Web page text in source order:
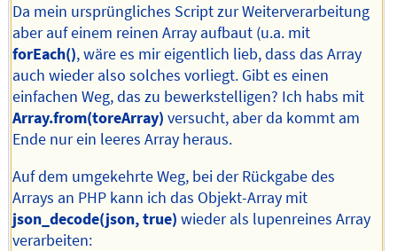
Da mein ursprüngliches Script zur Weiterverarbeitung
aber auf einem reinen Array aufbaut (u.a. mit
forEach(), wäre es mir eigentlich lieb, dass das Array
auch wieder also solches vorliegt. Gibt es einen
einfachen Weg, das zu bewerkstelligen? Ich habs mit
Array.from(toreArray) versucht, aber da kommt am
Ende nur ein leeres Array heraus.
Auf dem umgekehrte Weg, bei der Rückgabe des
Arrays an PHP kann ich das Objekt-Array mit
json_decode(json, true) wieder als lupenreines Array
verarbeiten: